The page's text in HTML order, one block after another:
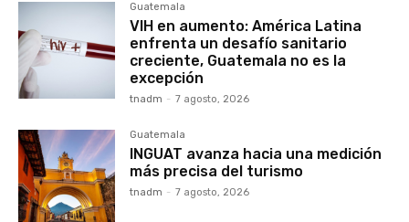
Guatemala
VIH en aumento: América Latina
enfrenta un desafío sanitario
creciente, Guatemala no es la
excepción
tnadm - 7 agosto, 2026
Guatemala
INGUAT avanza hacia una medición
más precisa del turismo
tnadm - 7 agosto, 2026